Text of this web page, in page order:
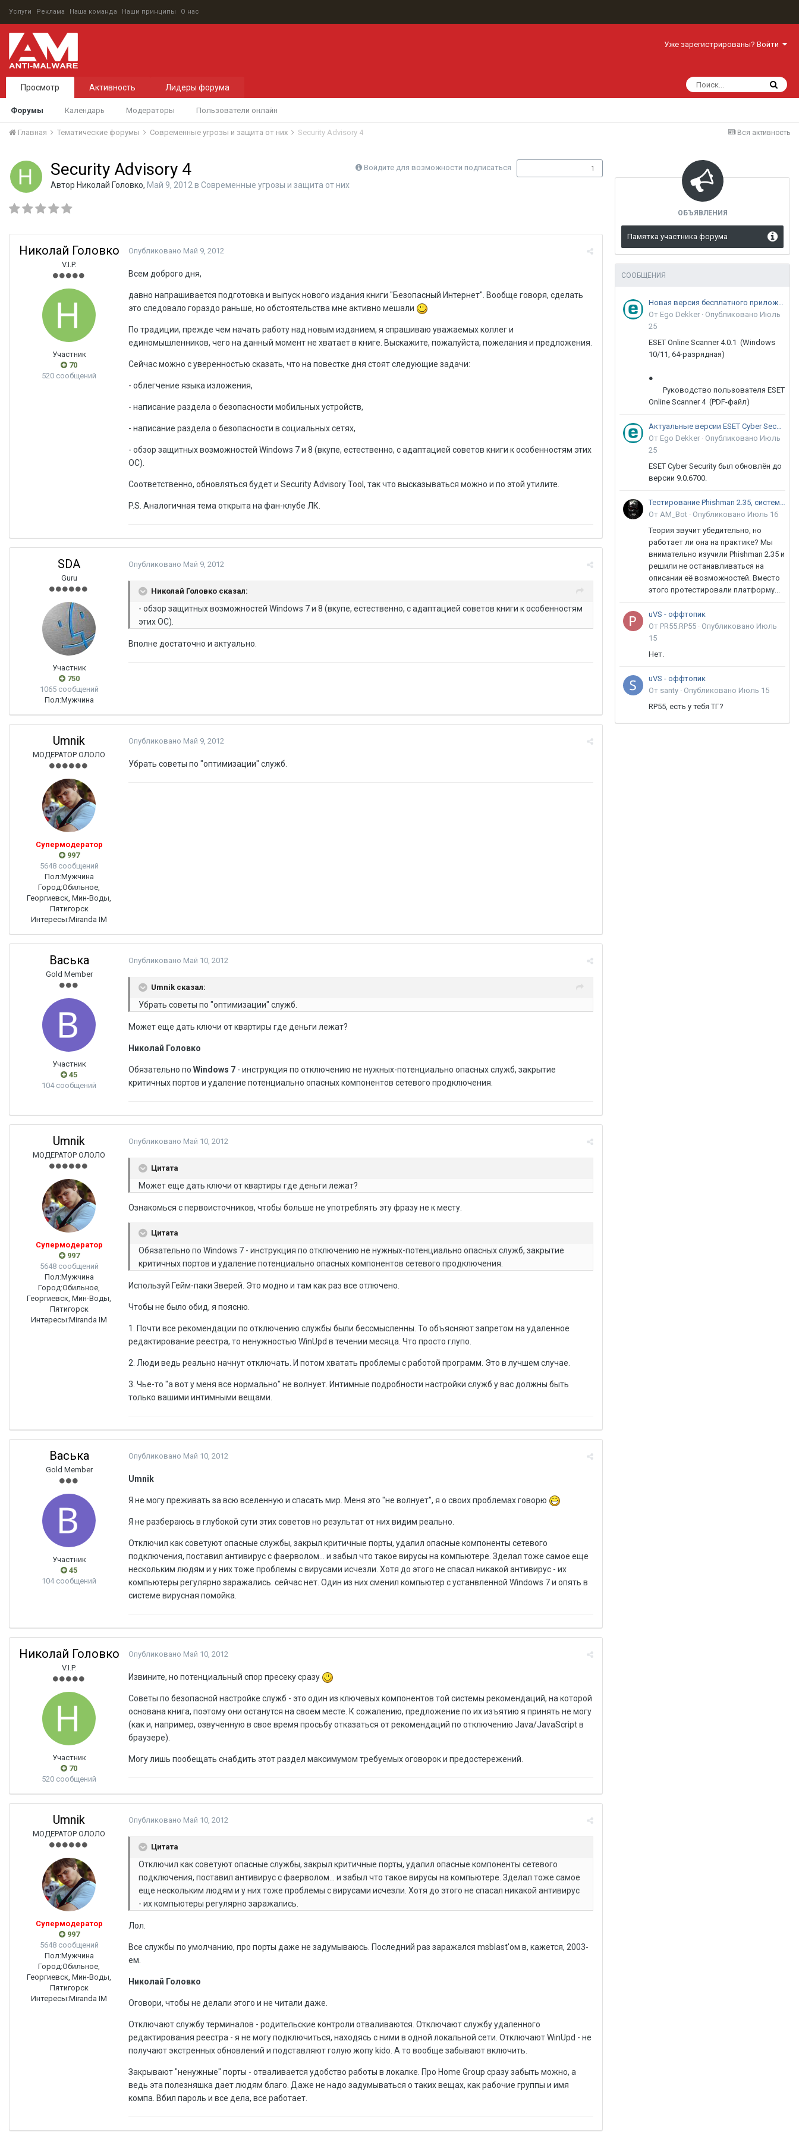
Услуги Реклама Наша команда Наши принципы О нас
Уже зарегистрированы? Войти
Просмотр
Форумы Календарь Модераторы Пользователи онлайн
Активность Лидеры форума
Вся активность
Главная Тематические форумы Современные угрозы и защита от них Security Advisory 4
Войдите для возможности подписаться 1
Security Advisory 4
Автор Николай Головко, Май 9, 2012 в Современные угрозы и защита от них
Николай Головко
V.I.P.
Участник
70
520 сообщений
Опубликовано Май 9, 2012
Всем доброго дня,
давно напрашивается подготовка и выпуск нового издания книги "Безопасный Интернет". Вообще говоря, сделать
это следовало гораздо раньше, но обстоятельства мне активно мешали
По традиции, прежде чем начать работу над новым изданием, я спрашиваю уважаемых коллег и
единомышленников, чего на данный момент не хватает в книге. Выскажите, пожалуйста, пожелания и предложения.
Сейчас можно с уверенностью сказать, что на повестке дня стоят следующие задачи:
- облегчение языка изложения,
- написание раздела о безопасности мобильных устройств,
- написание раздела о безопасности в социальных сетях,
- обзор защитных возможностей Windows 7 и 8 (вкупе, естественно, с адаптацией советов книги к особенностям этих
ОС).
Соответственно, обновляться будет и Security Advisory Tool, так что высказываться можно и по этой утилите.
P.S. Аналогичная тема открыта на фан-клубе ЛК.
SDA
Guru
Участник
750
1065 сообщений
Пол:Мужчина
Опубликовано Май 9, 2012
Николай Головко сказал:
- обзор защитных возможностей Windows 7 и 8 (вкупе, естественно, с адаптацией советов книги к особенностям
этих ОС).
Вполне достаточно и актуально.
Umnik
МОДЕРАТОР ОЛОЛО
Супермодератор
997
5648 сообщений
Пол:Мужчина
Город:Обильное,
Георгиевск, Мин-Воды,
Пятигорск
Интересы:Miranda IM
Опубликовано Май 9, 2012
Убрать советы по "оптимизации" служб.
Васька
Gold Member
Участник
45
104 сообщений
Опубликовано Май 10, 2012
Umnik сказал:
Убрать советы по "оптимизации" служб.
Может еще дать ключи от квартиры где деньги лежат?
Николай Головко
Обязательно по Windows 7 - инструкция по отключению не нужных-потенциально опасных служб, закрытие
критичных портов и удаление потенциально опасных компонентов сетевого продключения.
Umnik
МОДЕРАТОР ОЛОЛО
Супермодератор
997
5648 сообщений
Пол:Мужчина
Город:Обильное,
Георгиевск, Мин-Воды,
Пятигорск
Интересы:Miranda IM
Опубликовано Май 10, 2012
Цитата
Может еще дать ключи от квартиры где деньги лежат?
Ознакомься с первоисточников, чтобы больше не употреблять эту фразу не к месту.
Цитата
Обязательно по Windows 7 - инструкция по отключению не нужных-потенциально опасных служб, закрытие
критичных портов и удаление потенциально опасных компонентов сетевого продключения.
Используй Гейм-паки Зверей. Это модно и там как раз все отлючено.
Чтобы не было обид, я поясню.
1. Почти все рекомендации по отключению службы были бессмысленны. То объясняют запретом на удаленное
редактирование реестра, то ненужностью WinUpd в течении месяца. Что просто глупо.
2. Люди ведь реально начнут отключать. И потом хватать проблемы с работой программ. Это в лучшем случае.
3. Чье-то "а вот у меня все нормально" не волнует. Интимные подробности настройки служб у вас должны быть
только вашими интимными вещами.
Васька
Gold Member
Участник
45
104 сообщений
Опубликовано Май 10, 2012
Umnik
Я не могу преживать за всю вселенную и спасать мир. Меня это "не волнует", я о своих проблемах говорю
Я не разбераюсь в глубокой сути этих советов но результат от них видим реально.
Отключил как советуют опасные службы, закрыл критичные порты, удалил опасные компоненты сетевого
подключения, поставил антивирус с фаерволом... и забыл что такое вирусы на компьютере. Зделал тоже самое еще
нескольким людям и у них тоже проблемы с вирусами исчезли. Хотя до этого не спасал никакой антивирус - их
компьютеры регулярно заражались. сейчас нет. Один из них сменил компьютер с устанвленной Windows 7 и опять в
системе вирусная помойка.
Николай Головко
V.I.P.
Участник
70
520 сообщений
Опубликовано Май 10, 2012
Извините, но потенциальный спор пресеку сразу
Советы по безопасной настройке служб - это один из ключевых компонентов той системы рекомендаций, на которой
основана книга, поэтому они останутся на своем месте. К сожалению, предложение по их изъятию я принять не могу
(как и, например, озвученную в свое время просьбу отказаться от рекомендаций по отключению Java/JavaScript в
браузере).
Могу лишь пообещать снабдить этот раздел максимумом требуемых оговорок и предостережений.
Umnik
МОДЕРАТОР ОЛОЛО
Супермодератор
997
5648 сообщений
Пол:Мужчина
Город:Обильное,
Георгиевск, Мин-Воды,
Пятигорск
Интересы:Miranda IM
Опубликовано Май 10, 2012
Цитата
Отключил как советуют опасные службы, закрыл критичные порты, удалил опасные компоненты сетевого
подключения, поставил антивирус с фаерволом... и забыл что такое вирусы на компьютере. Зделал тоже самое
еще нескольким людям и у них тоже проблемы с вирусами исчезли. Хотя до этого не спасал никакой антивирус
- их компьютеры регулярно заражались.
Лол.
Все службы по умолчанию, про порты даже не задумываюсь. Последний раз заражался msblast'ом в, кажется, 2003-
ем.
Николай Головко
Оговори, чтобы не делали этого и не читали даже.
Отключают службу терминалов - родительские контроли отваливаются. Отключают службу удаленного
редактирования реестра - я не могу подключиться, находясь с ними в одной локальной сети. Отключают WinUpd - не
получают экстренных обновлений и подставляют голую жопу kido. А то вообще забывают включить.
Закрывают "ненужные" порты - отваливается удобство работы в локалке. Про Home Group сразу забыть можно, а
ведь эта полезняшка дает людям благо. Даже не надо задумываться о таких вещах, как рабочие группы и имя
компа. Вбил пароль и все дела, все работает.
ОБЪЯВЛЕНИЯ
Памятка участника форума
СООБЩЕНИЯ
Новая версия бесплатного приложения ESET Online Scanner доступна пользователям
От Ego Dekker · Опубликовано Июль
25
ESET Online Scanner 4.0.1 (Windows
10/11, 64-разрядная)
●
Руководство пользователя ESET
Online Scanner 4 (PDF-файл)
Актуальные версии ESET Cyber Security 9
От Ego Dekker · Опубликовано Июль
25
ESET Cyber Security был обновлён до
версии 9.0.6700.
Тестирование Phishman 2.35, системы повышения осведомлённости пользователей в сфере ИБ
От AM_Bot · Опубликовано Июль 16
Теория звучит убедительно, но
работает ли она на практике? Мы
внимательно изучили Phishman 2.35 и
решили не останавливаться на
описании её возможностей. Вместо
этого протестировали платформу...
uVS - оффтопик
От PR55.RP55 · Опубликовано Июль
15
Нет.
uVS - оффтопик
От santy · Опубликовано Июль 15
RP55, есть у тебя ТГ?